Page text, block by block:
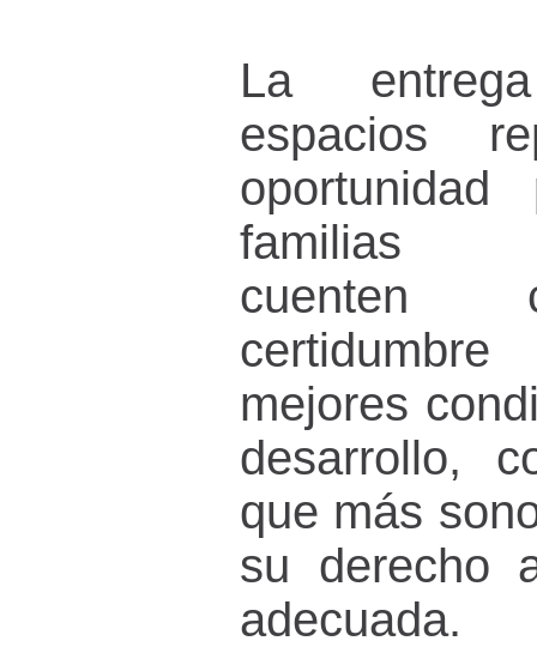
La
espacios
familias
cuenten
mejores
desarrollo,
que más
su derecho
adecuada.